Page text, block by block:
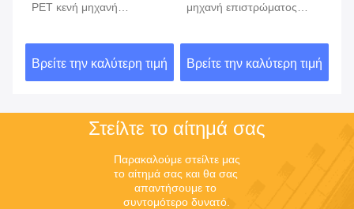
τιμή
μηχανή επιστρώματος
152mm
Βρείτε την καλύτερη τιμή
380V 50Hz 1200mm
επιμετάλλωσης
Βρείτε την καλύτερη τιμή
Στείλτε το αίτημά σας
Παρακαλούμε στείλτε μας
το αίτημά σας και θα σας
απαντήσουμε το
συντομότερο δυνατό.